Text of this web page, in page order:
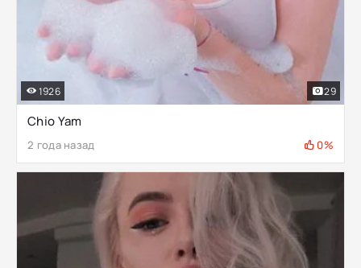
Chio Yam
2 года назад 0%
1926 29